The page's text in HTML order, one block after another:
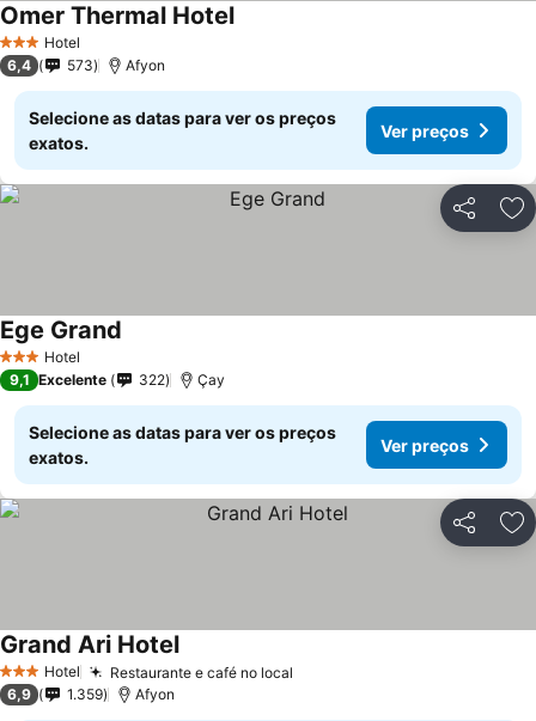
3 EstrelasHotel
Omer Thermal Hotel
6,4 573 Afyon
Selecione as datas para ver os preços
exatos.
Ver preços
Partilhar
3 EstrelasHotel
Ege Grand
9,1 Excelente 322 Çay
Selecione as datas para ver os preços
exatos.
Ver preços
Partilhar
3 EstrelasHotel Restaurante e café no local
Grand Ari Hotel
6,9 1.359 Afyon